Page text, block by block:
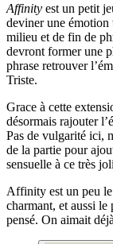
Affinity est un petit
deviner une émotion
milieu et de fin de
devront former une
phrase retrouver
Triste.
Grace à cette
désormais rajouter
Pas de vulgarité ici,
de la partie pour
sensuelle à ce très
Affinity est un peu le
charmant, et aussi
pensé. On aimait